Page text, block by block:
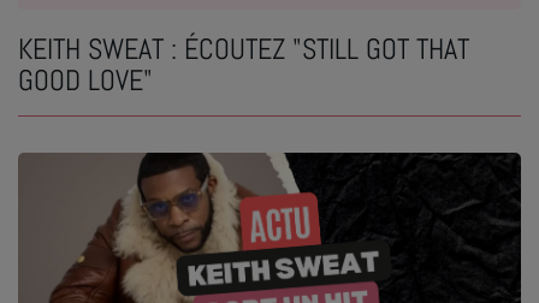
Actu
Interviews
KEITH SWEAT : ÉCOUTEZ "STILL GOT THAT
GOOD LOVE"